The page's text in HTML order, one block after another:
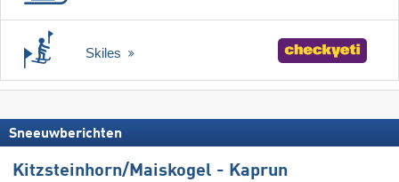
Skiles
Sneeuwberichten
Kitzsteinhorn/​Maiskogel - Kaprun